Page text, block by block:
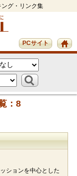
グ・リンク集
PCサイト
：8
ションを中心とした